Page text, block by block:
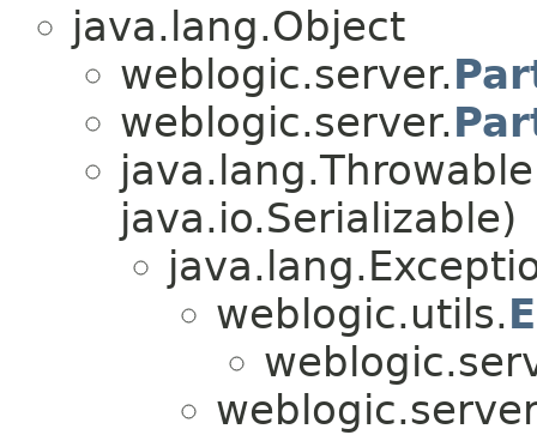
java.lang.Object
weblogic.server.
weblogic.server.
java.io.Serializable)
weblogic.utils.